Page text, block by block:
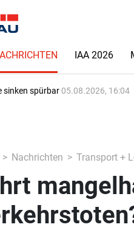
IAA 2026
sinken spürbar 05.08.2026, 16:04
Nachrichten Transport +